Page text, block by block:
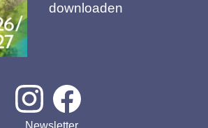
downloaden
Newsletter